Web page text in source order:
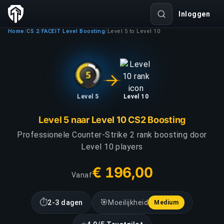
Inloggen
Home /CS 2/FACEIT Level Boosting/Level 5 to Level 10
Level 5 Level 10
Level 5 naar Level 10 CS2 Boosting
Professionele Counter-Strike 2 rank boosting door
Level 10 players
Vanaf€ 196,00
⏱2-3 dagen 🎯Moeilijkheid Medium